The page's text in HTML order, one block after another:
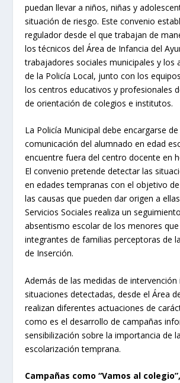
puedan llevar a niños, niñas y
situación de riesgo. Este convenio
regulador desde el que trabajan de
los técnicos del Área de Infancia del
trabajadores sociales municipales y los
de la Policía Local, junto con los
los centros educativos y profesionales
de orientación de colegios e institutos.
La Policía Municipal debe encargarse
comunicación del alumnado en edad
encuentre fuera del centro docente en
El convenio pretende detectar las
en edades tempranas con el objetivo
las causas que pueden dar origen a
Servicios Sociales realiza un
absentismo escolar de los menores que
integrantes de familias perceptoras de
de Inserción.
Además de las medidas de intervención
situaciones detectadas, desde el Área
realizan diferentes actuaciones de
como es el desarrollo de campañas
sensibilización sobre la importancia de
escolarización temprana.
Campañas como “Vamos al